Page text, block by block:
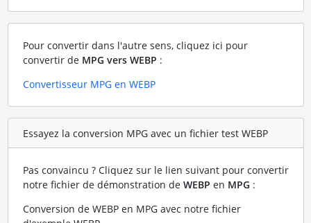
Pour convertir dans l'autre sens, cliquez ici pour
convertir de MPG vers WEBP :
Convertisseur MPG en WEBP
Essayez la conversion MPG avec un fichier test WEBP
Pas convaincu ? Cliquez sur le lien suivant pour convertir
notre fichier de démonstration de WEBP en MPG :
Conversion de WEBP en MPG avec notre fichier